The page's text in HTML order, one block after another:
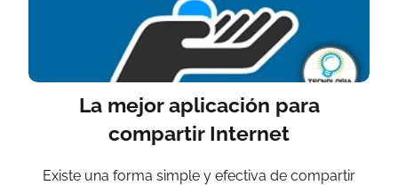
La mejor aplicación para
compartir Internet
Existe una forma simple y efectiva de compartir